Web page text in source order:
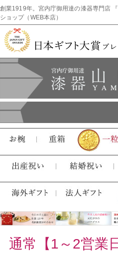
創業1919年。宮内庁御用達の漆器専門店
ショップ（WEB本店）
通常【1～2営業